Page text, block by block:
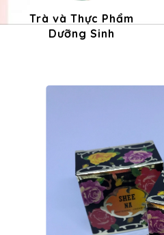
Trà và Thực Phẩm
Dưỡng Sinh